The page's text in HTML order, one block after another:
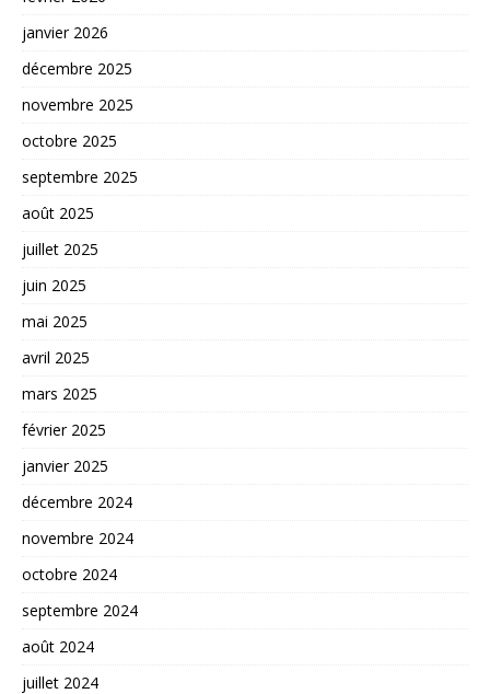
janvier 2026
décembre 2025
novembre 2025
octobre 2025
septembre 2025
août 2025
juillet 2025
juin 2025
mai 2025
avril 2025
mars 2025
février 2025
janvier 2025
décembre 2024
novembre 2024
octobre 2024
septembre 2024
août 2024
juillet 2024